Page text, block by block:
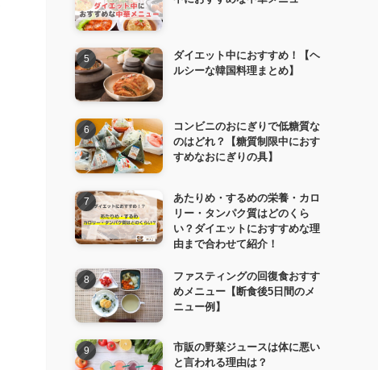
ダイエット中におすすめ！【ヘ
ルシーな韓国料理まとめ】
コンビニのおにぎりで低糖質な
のはどれ？【糖質制限中におす
すめなおにぎりの具】
あたりめ・するめの栄養・カロ
リー・タンパク質はどのくら
い？ダイエットにおすすめな理
由まで合わせて紹介！
ファスティングの回復食おすす
めメニュー【断食後5日間のメ
ニュー例】
市販の野菜ジュースは体に悪い
と言われる理由は？